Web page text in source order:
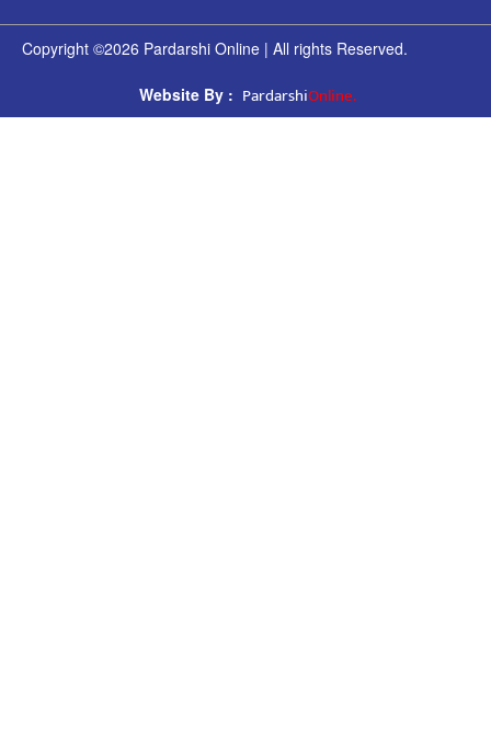
Copyright ©2026 Pardarshi Online | All rights Reserved.
Website By : PardarshiOnline.